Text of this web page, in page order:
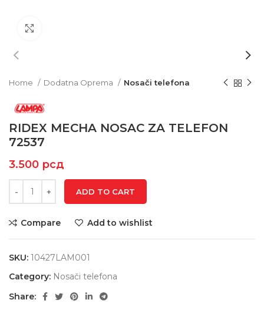
Home Dodatna Oprema Nosači telefona
RIDEX MECHA NOSAC ZA TELEFON
72537
3.500 рсд
ADD TO CART
Compare Add to wishlist
SKU: 10427LAM001
Category: Nosači telefona
Share: